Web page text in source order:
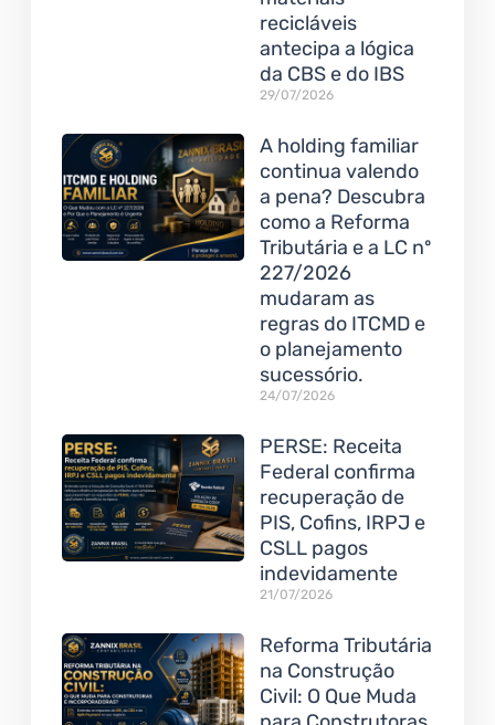
recicláveis
antecipa a lógica
da CBS e do IBS
29/07/2026
A holding familiar
continua valendo
a pena? Descubra
como a Reforma
Tributária e a LC nº
227/2026
mudaram as
regras do ITCMD e
o planejamento
sucessório.
24/07/2026
PERSE: Receita
Federal confirma
recuperação de
PIS, Cofins, IRPJ e
CSLL pagos
indevidamente
21/07/2026
Reforma Tributária
na Construção
Civil: O Que Muda